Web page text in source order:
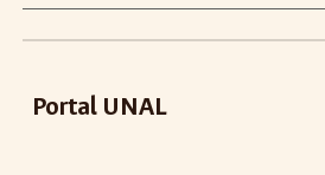
Portal UNAL